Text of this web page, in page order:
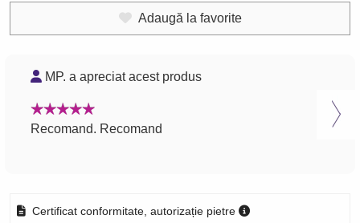
Adaugă la favorite
MP. a apreciat acest produs
Recomand. Recomand
Certificat conformitate, autorizație pietre